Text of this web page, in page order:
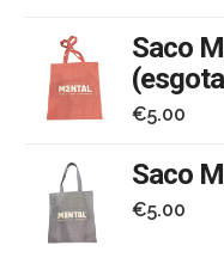
Saco
€5.00
Saco
€5.00